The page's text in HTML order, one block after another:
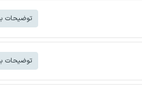
توضیحات
توضیحات